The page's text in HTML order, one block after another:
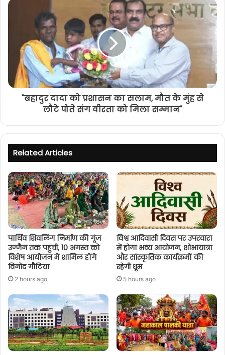
"बहादुर दादा को प्रशासन का सलाम, मौत के मुंह से
लौटे पोते संग वीरता को मिला सम्मान"
Related Articles
पार्थिव शिवलिंग निर्माण की गूंज
उज्जैन तक पहुंची, 10 अगस्त को
विशेष आयोजन में शामिल होंगे
विनोद गौटिया
2 hours ago
विश्व आदिवासी दिवस पर उपरवारा
में होगा भव्य आयोजन, शोभायात्रा
और सांस्कृतिक कार्यक्रमों की
रहेगी धूम
5 hours ago